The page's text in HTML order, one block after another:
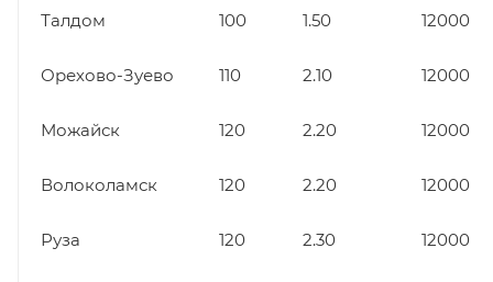
Талдом 100 1.50 12000
Орехово-Зуево 110 2.10 12000
Можайск 120 2.20 12000
Волоколамск 120 2.20 12000
Руза 120 2.30 12000